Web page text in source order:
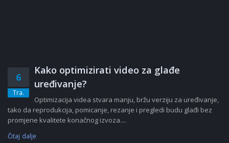
6
Tra.
Kako optimizirati video za glađe
uređivanje?
Optimizacija videa stvara manju, bržu verziju za uređivanje,
tako da reprodukcija, pomicanje, rezanje i pregledi budu glađi bez
promjene kvalitete konačnog izvoza....
Čitaj dalje